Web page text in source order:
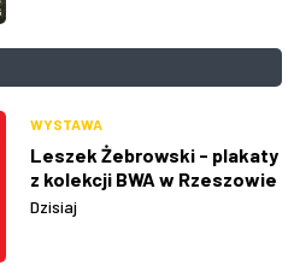
WYSTAWA
Leszek Żebrowski - plakaty
z kolekcji BWA w Rzeszowie
Dzisiaj